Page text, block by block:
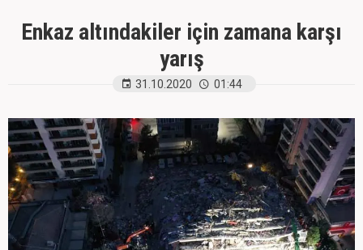
Enkaz altındakiler için zamana karşı
yarış
31.10.2020 01:44